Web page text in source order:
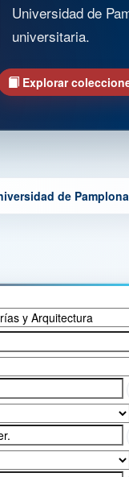
Universidad de
universitaria.
Explorar
de Pamplona